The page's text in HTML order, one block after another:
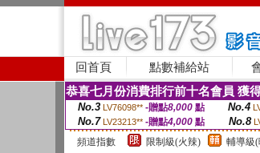
回首頁 點數補給站
恭喜七月份消費排行前十名會員 獲
No.3 LV76098** -贈點8,000點 No.4
No.7 LV23213** -贈點4,000 點 No.8
頻道指數
限制級(火辣) 輔導級